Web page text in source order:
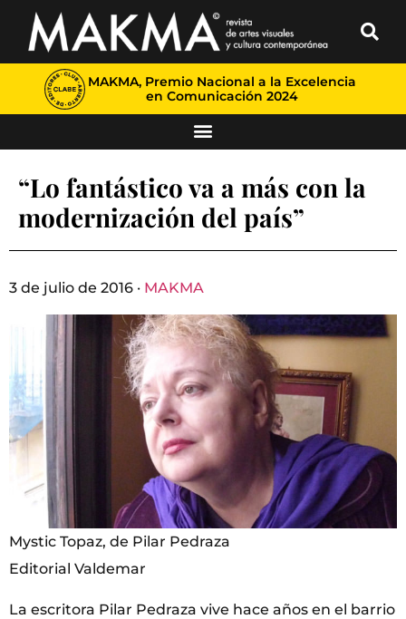
MAKMA, Premio Nacional a la Excelencia
en Comunicación 2024
“Lo fantástico va a más con la
modernización del país”
3 de julio de 2016 · MAKMA
Mystic Topaz, de Pilar Pedraza
Editorial Valdemar
La escritora Pilar Pedraza vive hace años en el barrio